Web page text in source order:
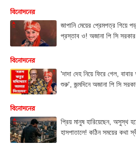
বিনোদনের
জাপানি মেয়ের প্রেমপত্র গিয়ে
প্রস্তাব ও! অজানা পি সি
বিনোদনের
'দাদা দেহ নিয়ে ফিরে গেল,
শুরু', জন্মদিনে অজানা পি সি
বিনোদনের
প্রিয় মানুষ হারিয়েছেন, অসুস্থ
হাসপাতালে! কঠিন সময়ের কথা